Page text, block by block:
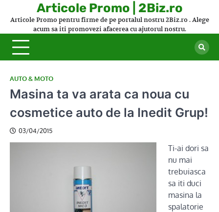
Articole Promo | 2Biz.ro
Articole Promo pentru firme de pe portalul nostru 2Biz.ro . Alege
acum sa iti promovezi afacerea cu ajutorul nostru.
AUTO & MOTO
Masina ta va arata ca noua cu
cosmetice auto de la Inedit Grup!
03/04/2015
Ti-ai dori sa
nu mai
trebuiasca
sa iti duci
masina la
spalatorie